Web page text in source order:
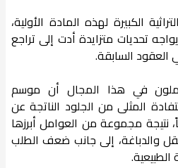
الكبيرة لهذه المادة الأولية،
تحديات متزايدة أدت إلى تراجع
العقود السابقة.
في هذا المجال أن موسم
المثلى من الجلود الناتجة عن
نتيجة مجموعة من العوامل أبرزها
والدباغة، إلى جانب ضعف الطلب